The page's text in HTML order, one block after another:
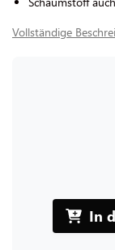
Vollständige
In